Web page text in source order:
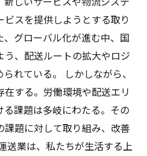
スを提供しようとする取り
グローバル化が進む中、国
、配送ルートの拡大やロジ
れている。 しかしながら、
する。労働環境や配送エリ
課題は多岐にわたる。その
題に対して取り組み、改善
送業は、私たちが生活する上